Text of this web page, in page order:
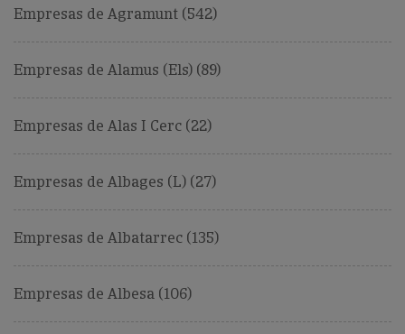
Empresas de Agramunt (542)
Empresas de Alamus (Els) (89)
Empresas de Alas I Cerc (22)
Empresas de Albages (L) (27)
Empresas de Albatarrec (135)
Empresas de Albesa (106)